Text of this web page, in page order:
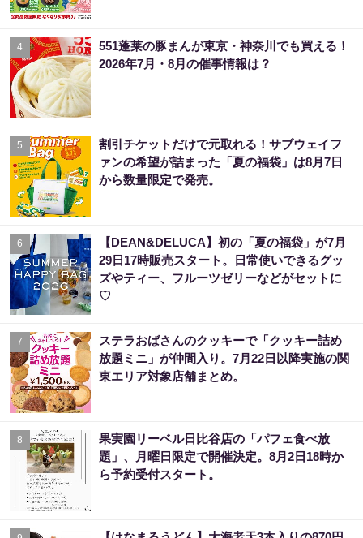
4
551蓬莱の豚まんが東京・神奈川でも買える！
2026年7月・8月の催事情報は？
5
割引チケットだけで元取れる！サブウェイフ
ァンの希望が詰まった「夏の福袋」は8月7日
から数量限定で発売。
6
【DEAN&DELUCA】初の「夏の福袋」が7月
29日17時販売スタート。日常使いできるグッ
ズやティー、フルーツゼリーなどがセットに
♡
7
ステラおばさんのクッキーで「クッキー詰め
放題ミニ」が仲間入り。7月22日以降実施の関
東エリア対象店舗まとめ。
8
果実園リーベル日比谷店の「パフェ食べ放
題」、月曜日限定で開催決定。8月2日18時か
ら予約受付スタート。